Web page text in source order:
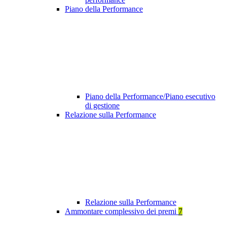
Piano della Performance
Piano della Performance/Piano esecutivo
di gestione
Relazione sulla Performance
Relazione sulla Performance
Ammontare complessivo dei premi 7